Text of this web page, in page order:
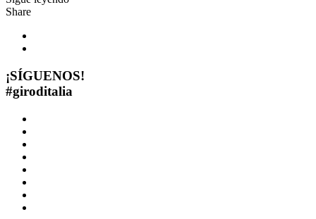
Share
¡SÍGUENOS!
#giroditalia